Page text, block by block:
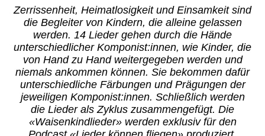
Zerrissenheit, Heimatlosigkeit und Einsamkeit sind
die Begleiter von Kindern, die alleine gelassen
werden. 14 Lieder gehen durch die Hände
unterschiedlicher Komponist:innen, wie Kinder, die
von Hand zu Hand weitergegeben werden und
niemals ankommen können. Sie bekommen dafür
unterschiedliche Färbungen und Prägungen der
jeweiligen Komponist:innen. Schließlich werden
die Lieder als Zyklus zusammengefügt. Die
«Waisenkindlieder» werden exklusiv für den